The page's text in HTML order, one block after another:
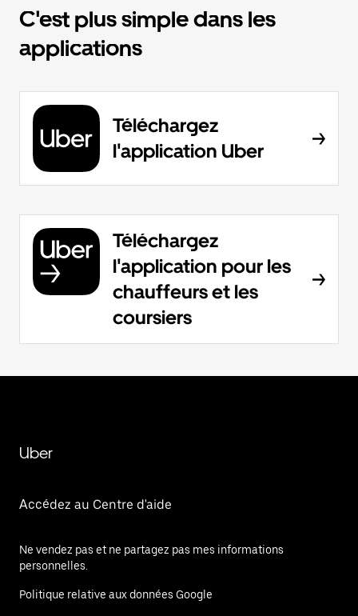
C'est plus simple dans les
applications
Téléchargez
l'application Uber
Téléchargez
l'application pour les
chauffeurs et les
coursiers
Uber
Accédez au Centre d'aide
Ne vendez pas et ne partagez pas mes informations
personnelles.
Politique relative aux données Google